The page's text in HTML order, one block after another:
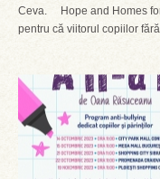
Ceva. Hope and Homes
pentru că viitorul copiilor